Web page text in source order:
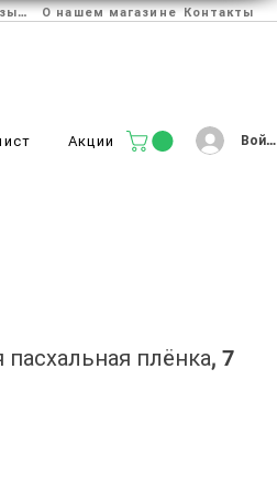
Отзывы О нашем магазине Контакты
Акции Войти
плёнка, 7